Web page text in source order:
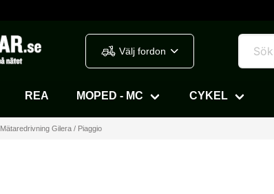
Välj fordon
REA MOPED - MC CYKEL
Mätaredrivning Gilera / Piaggio